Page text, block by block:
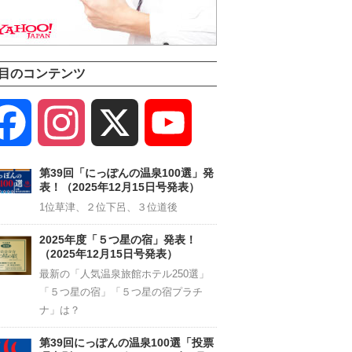
のコンテンツ
Facebook Instagram
Channel
第39回「にっぽんの温泉100選」発
表！（2025年12月15日号発表）
1位草津、２位下呂、３位道後
2025年度「５つ星の宿」発表！
（2025年12月15日号発表）
最新の「人気温泉旅館ホテル250選」
「５つ星の宿」「５つ星の宿プラチ
ナ」は？
第39回にっぽんの温泉100選「投票